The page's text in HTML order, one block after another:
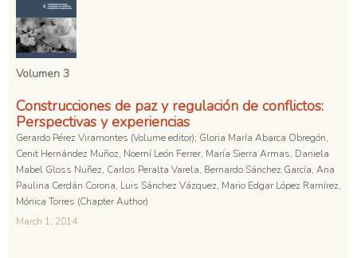
Volumen 3
Construcciones de paz y regulación de conflictos:
Perspectivas y experiencias
Gerardo Pérez Viramontes (Volume editor); Gloria María Abarca Obregón,
Cenit Hernández Muñoz, Noemí León Ferrer, María Sierra Armas, Daniela
Mabel Gloss Nuñez, Carlos Peralta Varela, Bernardo Sánchez García, Ana
Paulina Cerdán Corona, Luis Sánchez Vázquez, Mario Edgar López Ramírez,
Mónica Torres (Chapter Author)
March 1, 2014